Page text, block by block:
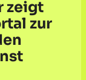
zeigt
zur